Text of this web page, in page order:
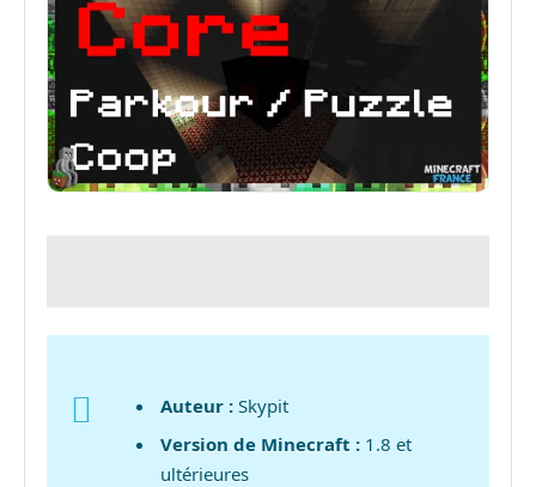
Auteur : Skypit
Version de Minecraft : 1.8 et
ultérieures